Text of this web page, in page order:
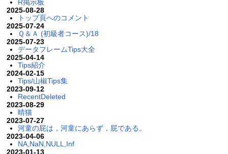
R掲示板
2025-08-28
トップ頁へのコメント
2025-07-24
Ｑ＆Ａ (初級者コース)/18
2025-07-23
データフレームTips大全
2025-04-14
Tips紹介
2024-02-15
Tips/山椒Tips集
2023-09-12
RecentDeleted
2023-08-29
晴猫
2023-07-27
河童の屁は，河童にあらず，屁である。
2023-04-06
NA,NaN,NULL,Inf
2023-01-13